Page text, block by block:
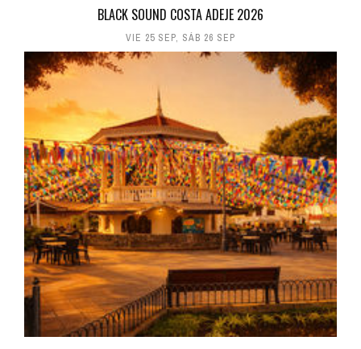
BLACK SOUND COSTA ADEJE 2026
VIE 25 SEP, SÁB 26 SEP